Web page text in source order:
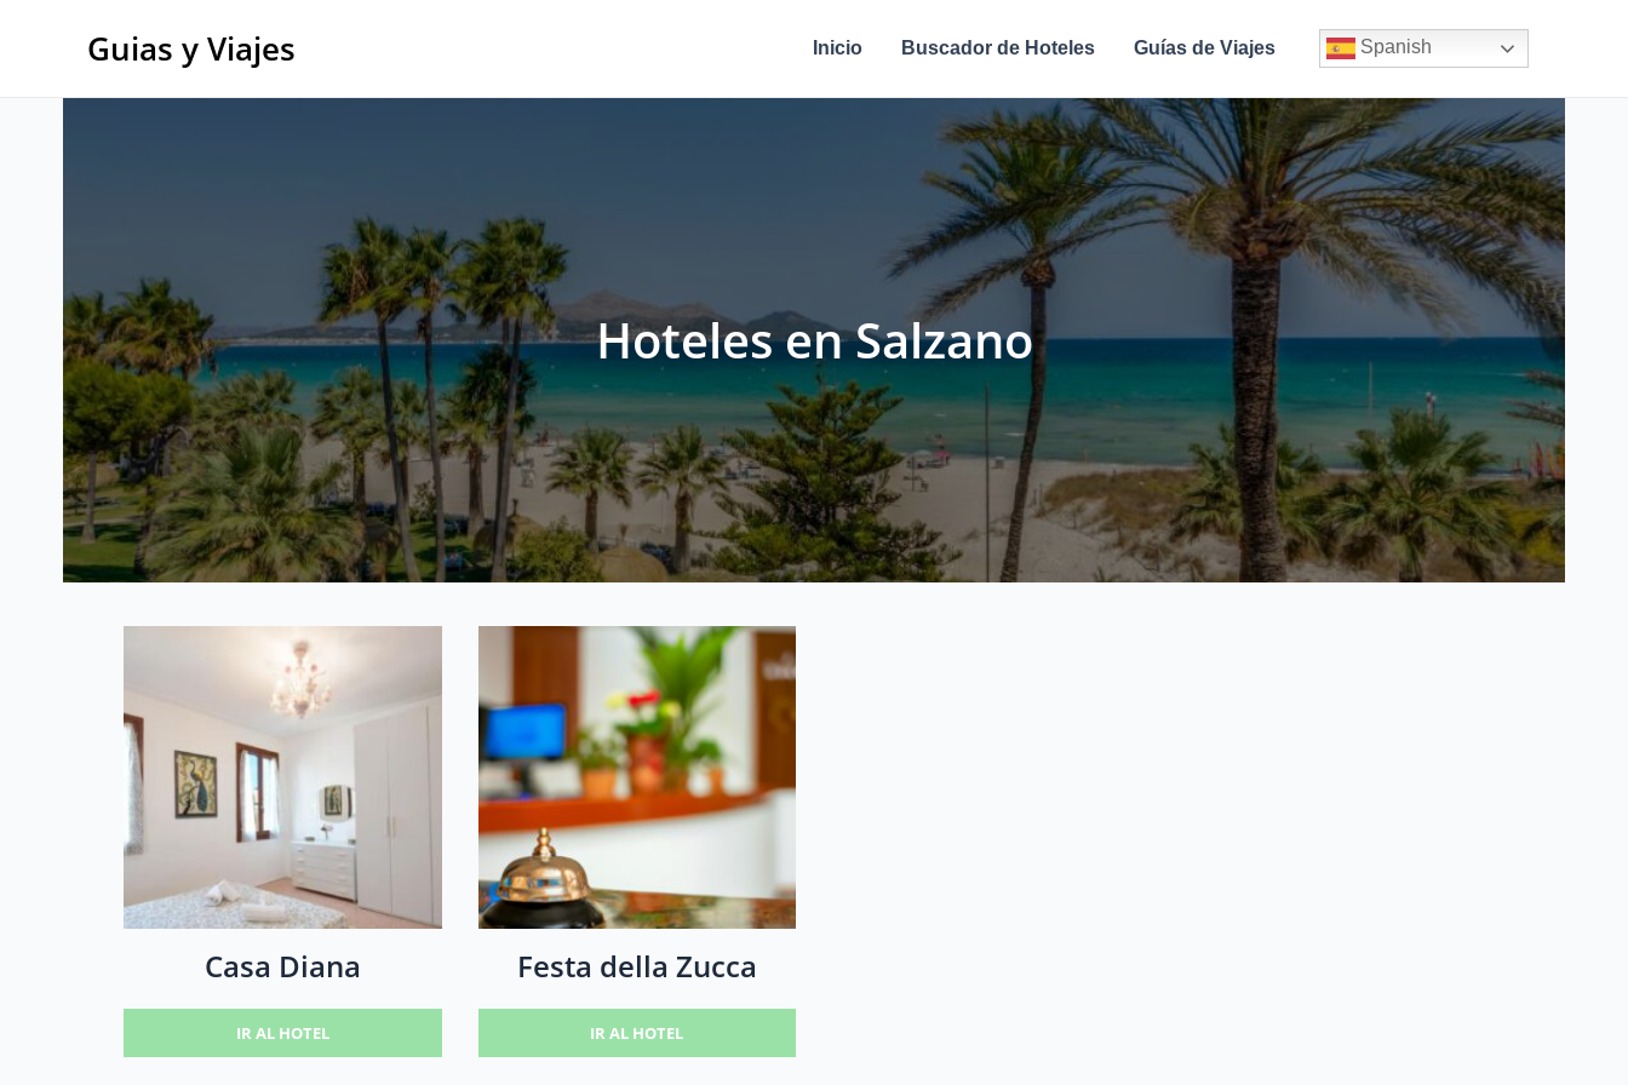
Guias y Viajes Inicio Buscador de Hoteles Guías de Viajes Spanish
Hoteles en Salzano
Casa Diana
IR AL HOTEL
Festa della Zucca
IR AL HOTEL